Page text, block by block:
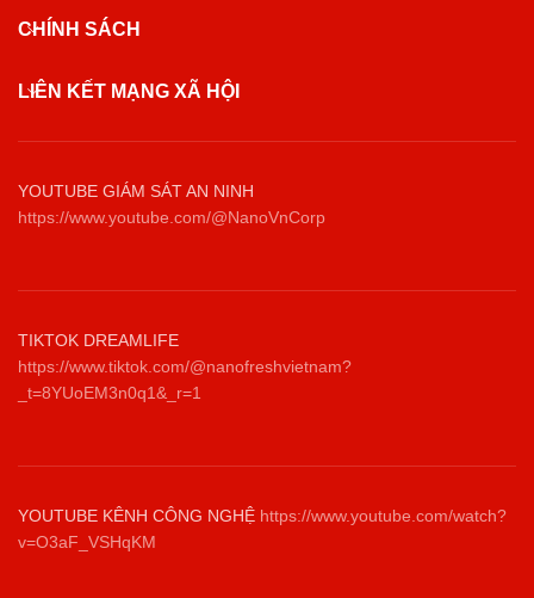
CHÍNH SÁCH
LIÊN KẾT MẠNG XÃ HỘI
YOUTUBE GIÁM SÁT AN NINH
https://www.youtube.com/@NanoVnCorp
TIKTOK DREAMLIFE
https://www.tiktok.com/@nanofreshvietnam?
_t=8YUoEM3n0q1&_r=1
YOUTUBE KÊNH CÔNG NGHỆ https://www.youtube.com/watch?
v=O3aF_VSHqKM